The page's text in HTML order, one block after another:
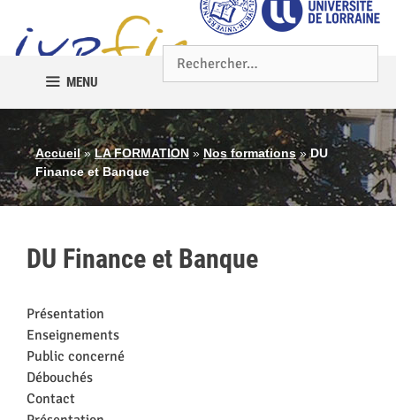
contenu
Rechercher :
MENU
Accueil»LA FORMATION » Nos formations»DU
Finance et Banque
DU Finance et Banque
Présentation
Enseignements
Public concerné
Débouchés
Contact